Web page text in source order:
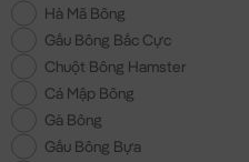
Hà Mã Bông
Gấu Bông Bắc Cực
Chuột Bông Hamster
Cá Mập Bông
Gà Bông
Gấu Bông Bựa